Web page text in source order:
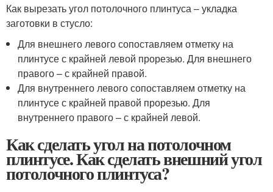
Как вырезать угол потолочного плинтуса – укладка
заготовки в стусло:
Для внешнего левого сопоставляем отметку на
плинтусе с крайней левой прорезью. Для внешнего
правого – с крайней правой.
Для внутреннего левого сопоставляем отметку на
плинтусе с крайней правой прорезью. Для
внутреннего правого – с крайней левой.
Как сделать угол на потолочном
плинтусе. Как сделать внешний угол
потолочного плинтуса?